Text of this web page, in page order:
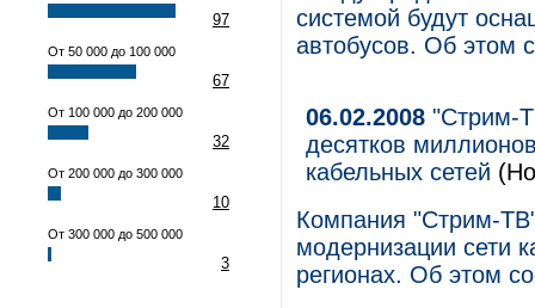
97
От 50 000 до 100 000
67
От 100 000 до 200 000
32
От 200 000 до 300 000
10
От 300 000 до 500 000
3
системой будут
автобусов. Об этом
06.02.2008 "Стрим-
десятков
кабельных сетей
Компания "Стрим-
модернизации сети
регионах. Об этом